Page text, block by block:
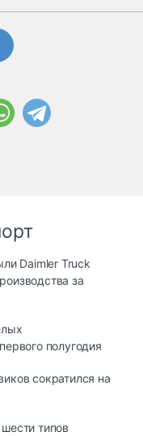
Daimler Truck
за
полугодия
сократился на
типов